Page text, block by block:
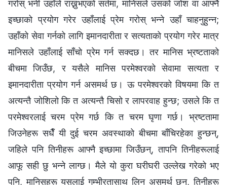
गरोस् भनी उहाँले राख्नुभएको सर्तमा, मानिसले उसको जोश वा आफ्नै
इच्छाको प्रयोग गरेर उहाँलाई प्रेम गरोस् भन्‍ने उहाँ चाहनुहुन्न;
उहाँको सेवा गर्नको लागि इमानदारीता र सत्यताको प्रयोग गरेर मात्र
मानिसले उहाँलाई साँचो प्रेम गर्न सक्दछ। तर मानिस भ्रष्टताको
बीचमा जिउँछ, र यसैले मानिस परमेश्‍वरको सेवामा सत्यता र
इमानदारीता प्रयोग गर्न असमर्थ छ। ऊ परमेश्‍वरको विषयमा कि त
अत्यन्तै जोशिलो कि त अत्यन्तै चिसो र लापरवाह हुन्छ; उसले कि त
परमेश्‍वरलाई चरम प्रेम गर्छ कि त चरम घृणा गर्छ। भ्रष्टतामा
जिउनेहरू सधैँ यी दुई चरम अवस्थाको बीचमा बाँचिरहेका हुन्छन्,
जहिले पनि तिनीहरू आफ्नै इच्छामा जिउँछन्, तापनि तिनीहरूलाई
आफू सही छु भन्‍ने लाग्छ। मैले यो कुरा घरीघरी उल्‍लेख गरेको भए
पनि, मानिसहरू यसलाई गम्भीरतासाथ लिन असमर्थ छन्, तिनीहरू